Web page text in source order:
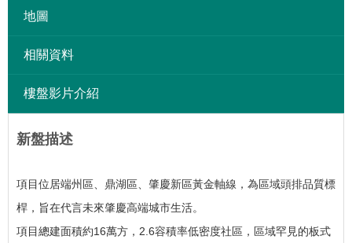
地圖
相關資料
樓盤影片介紹
新盤描述
項目位居端州區、鼎湖區、肇慶新區黃金軸線，為區域頭排品質標
桿，旨在代言未來肇慶高端城市生活。
項目總建面積約16萬方，2.6容積率低密度社區，區域罕見的板式